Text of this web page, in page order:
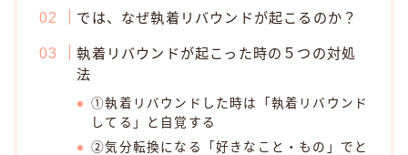
では、なぜ執着リバウンドが起こるのか？
執着リバウンドが起こった時の５つの対処
法
①執着リバウンドした時は「執着リバウンド
してる」と自覚する
②気分転換になる「好きなこと・もの」でと